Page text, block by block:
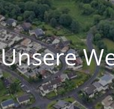
Unsere